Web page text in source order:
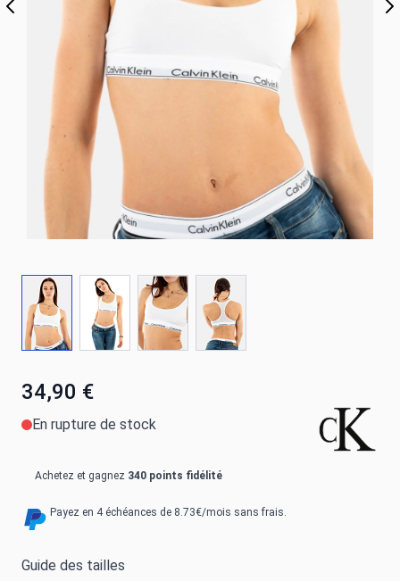
34,90 €
En rupture de stock
Achetez et gagnez 340 points fidélité
Payez en 4 échéances de 8.73€/mois sans frais.
Guide des tailles